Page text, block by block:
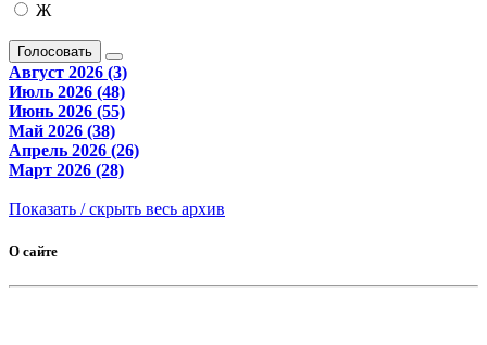
Ж
Голосовать
Август 2026 (3)
Июль 2026 (48)
Июнь 2026 (55)
Май 2026 (38)
Апрель 2026 (26)
Март 2026 (28)
Показать / скрыть весь архив
О сайте